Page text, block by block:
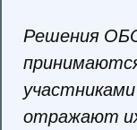
Решения
участниками
отражают